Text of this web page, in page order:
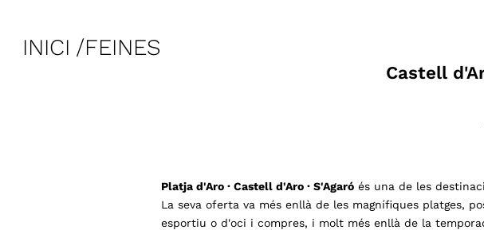
INICI FEINES
Castell
Platja d'Aro · Castell d'Aro · S'Agaró és una de les
La seva oferta va més enllà de les magnífiques platges,
esportiu o d'oci i compres, i molt més enllà de la